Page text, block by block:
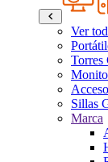
Ver
Torres
Sillas
Marca